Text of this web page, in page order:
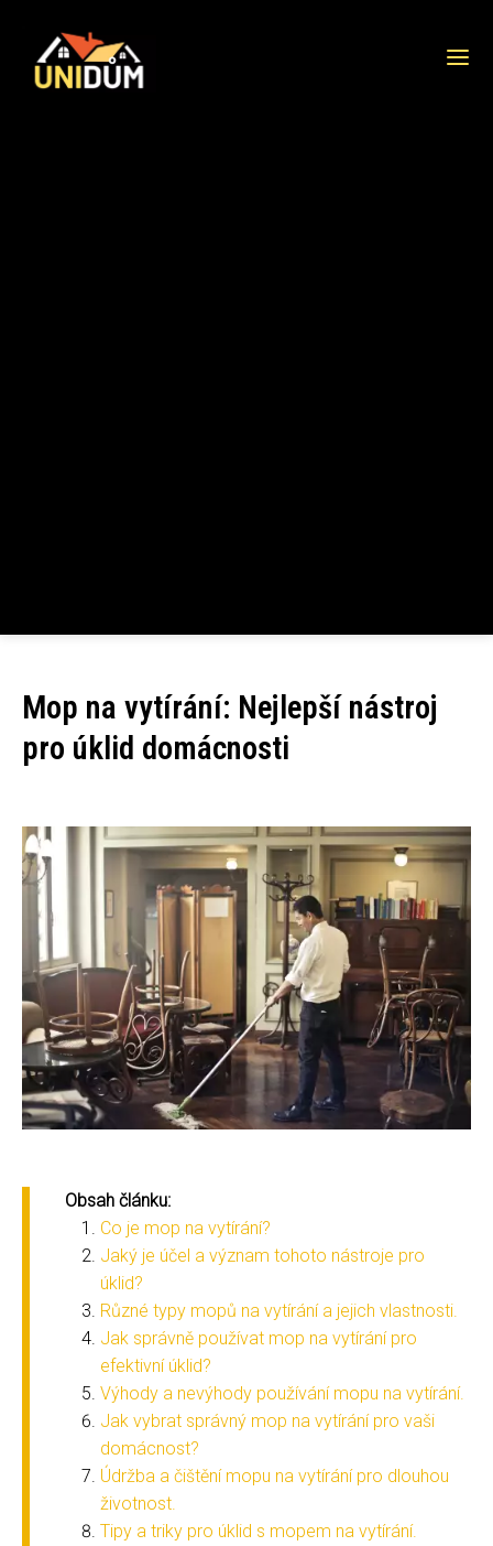
Mop na vytírání: Nejlepší nástroj
pro úklid domácnosti
Obsah článku:
Co je mop na vytírání?
Jaký je účel a význam tohoto nástroje pro
úklid?
Různé typy mopů na vytírání a jejich vlastnosti.
Jak správně používat mop na vytírání pro
efektivní úklid?
Výhody a nevýhody používání mopu na vytírání.
Jak vybrat správný mop na vytírání pro vaši
domácnost?
Údržba a čištění mopu na vytírání pro dlouhou
životnost.
Tipy a triky pro úklid s mopem na vytírání.